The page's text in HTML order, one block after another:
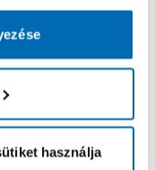
használja